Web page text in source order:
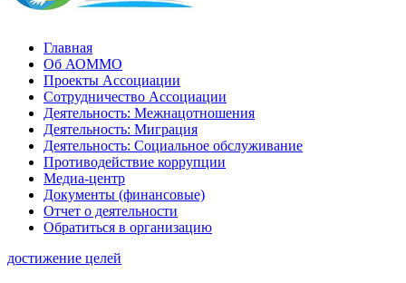
Главная
Об АОММО
Проекты Ассоциации
Сотрудничество Ассоциации
Деятельность: Межнацотношения
Деятельность: Миграция
Деятельность: Социальное обслуживание
Противодействие коррупции
Медиа-центр
Документы (финансовые)
Отчет о деятельности
Обратиться в организацию
достижение целей